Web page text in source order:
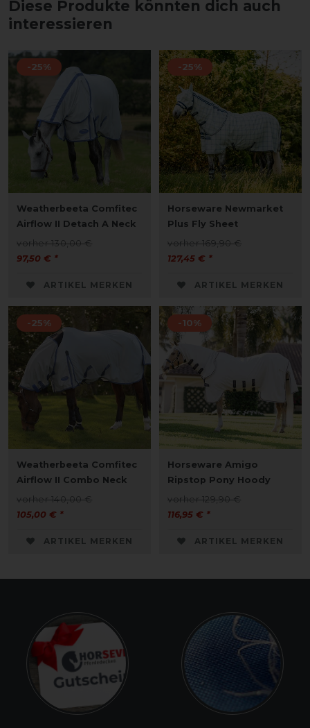
Diese Produkte könnten dich auch
interessieren
-25%
Weatherbeeta Comfitec
Airflow II Detach A Neck
vorher 130,00 €
97,50 € *
ARTIKEL MERKEN
-25%
Horseware Newmarket
Plus Fly Sheet
vorher 169,90 €
127,45 € *
ARTIKEL MERKEN
-25%
Weatherbeeta Comfitec
Airflow II Combo Neck
vorher 140,00 €
105,00 € *
ARTIKEL MERKEN
-10%
Horseware Amigo
Ripstop Pony Hoody
vorher 129,90 €
116,95 € *
ARTIKEL MERKEN